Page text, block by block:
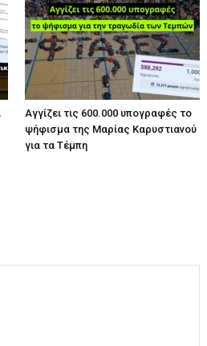
Αγγίζει τις 600.000 υπογραφές το
ψήφισμα της Μαρίας Καρυστιανού
για τα Τέμπη